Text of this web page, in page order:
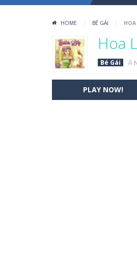
Vua Bắn
Baby
Cuộc
Một
Tìm
HOME / BÉ GÁI / HOA
Hoa
Bé Gái
PLAY NOW!